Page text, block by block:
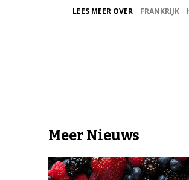
LEES MEER OVER FRANKRIJK
Meer Nieuws